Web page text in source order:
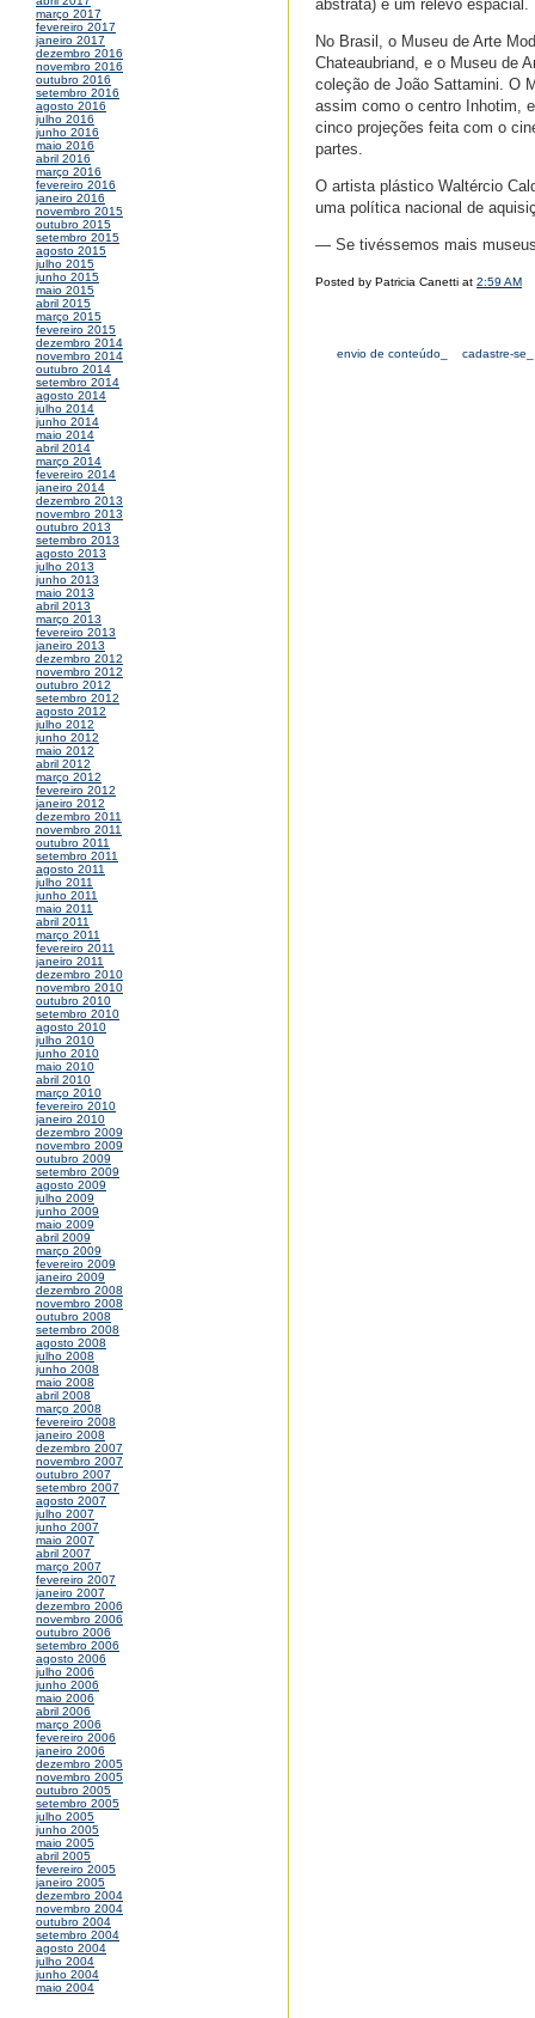
março 2017
fevereiro 2017
janeiro 2017
dezembro 2016
novembro 2016
outubro 2016
setembro 2016
agosto 2016
julho 2016
junho 2016
maio 2016
abril 2016
março 2016
fevereiro 2016
janeiro 2016
novembro 2015
outubro 2015
setembro 2015
agosto 2015
julho 2015
junho 2015
maio 2015
abril 2015
março 2015
fevereiro 2015
dezembro 2014
novembro 2014
outubro 2014
setembro 2014
agosto 2014
julho 2014
junho 2014
maio 2014
abril 2014
março 2014
fevereiro 2014
janeiro 2014
dezembro 2013
novembro 2013
outubro 2013
setembro 2013
agosto 2013
julho 2013
junho 2013
maio 2013
abril 2013
março 2013
fevereiro 2013
janeiro 2013
dezembro 2012
novembro 2012
outubro 2012
setembro 2012
agosto 2012
julho 2012
junho 2012
maio 2012
abril 2012
março 2012
fevereiro 2012
janeiro 2012
dezembro 2011
novembro 2011
outubro 2011
setembro 2011
agosto 2011
julho 2011
junho 2011
maio 2011
abril 2011
março 2011
fevereiro 2011
janeiro 2011
dezembro 2010
novembro 2010
outubro 2010
setembro 2010
agosto 2010
julho 2010
junho 2010
maio 2010
abril 2010
março 2010
fevereiro 2010
janeiro 2010
dezembro 2009
novembro 2009
outubro 2009
setembro 2009
agosto 2009
julho 2009
junho 2009
maio 2009
abril 2009
março 2009
fevereiro 2009
janeiro 2009
dezembro 2008
novembro 2008
outubro 2008
setembro 2008
agosto 2008
julho 2008
junho 2008
maio 2008
abril 2008
março 2008
fevereiro 2008
janeiro 2008
dezembro 2007
novembro 2007
outubro 2007
setembro 2007
agosto 2007
julho 2007
junho 2007
maio 2007
abril 2007
março 2007
fevereiro 2007
janeiro 2007
dezembro 2006
novembro 2006
outubro 2006
setembro 2006
agosto 2006
julho 2006
junho 2006
maio 2006
abril 2006
março 2006
fevereiro 2006
janeiro 2006
dezembro 2005
novembro 2005
outubro 2005
setembro 2005
julho 2005
junho 2005
maio 2005
abril 2005
fevereiro 2005
janeiro 2005
dezembro 2004
novembro 2004
outubro 2004
setembro 2004
agosto 2004
julho 2004
junho 2004
maio 2004
abstrata) e um relevo espacial.
No Brasil, o Museu de Arte
Chateaubriand, e o Museu de
coleção de João Sattamini. O
assim como o centro Inhotim,
cinco projeções feita com o
partes.
O artista plástico Waltércio
uma política nacional de
— Se tivéssemos mais
Posted by Patricia Canetti at 2:59 AM
envio de conteúdo_ cadastre-se_